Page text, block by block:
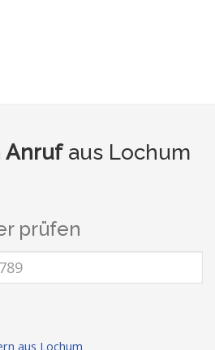
Anrufaus Lochum
prüfen
aus Lochum